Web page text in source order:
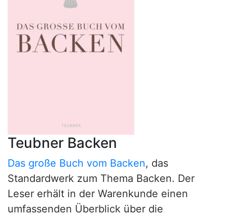
Teubner Backen
Das große Buch vom Backen, das
Standardwerk zum Thema Backen. Der
Leser erhält in der Warenkunde einen
umfassenden Überblick über die